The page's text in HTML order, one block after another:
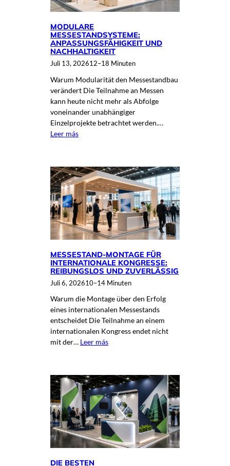
MODULARE
MESSESTANDSYSTEME:
ANPASSUNGSFÄHIGKEIT UND
NACHHALTIGKEIT
Juli 13, 202612–18 Minuten
Warum Modularität den Messestandbau
verändert Die Teilnahme an Messen
kann heute nicht mehr als Abfolge
voneinander unabhängiger
Einzelprojekte betrachtet werden.…
Leer más
MESSESTAND-MONTAGE FÜR
INTERNATIONALE KONGRESSE:
REIBUNGSLOS UND ZUVERLÄSSIG
Juli 6, 202610–14 Minuten
Warum die Montage über den Erfolg
eines internationalen Messestands
entscheidet Die Teilnahme an einem
internationalen Kongress endet nicht
mit der… Leer más
DIE BESTEN